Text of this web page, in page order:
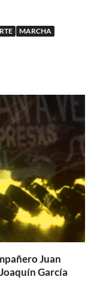
MARCHA
Juan
García